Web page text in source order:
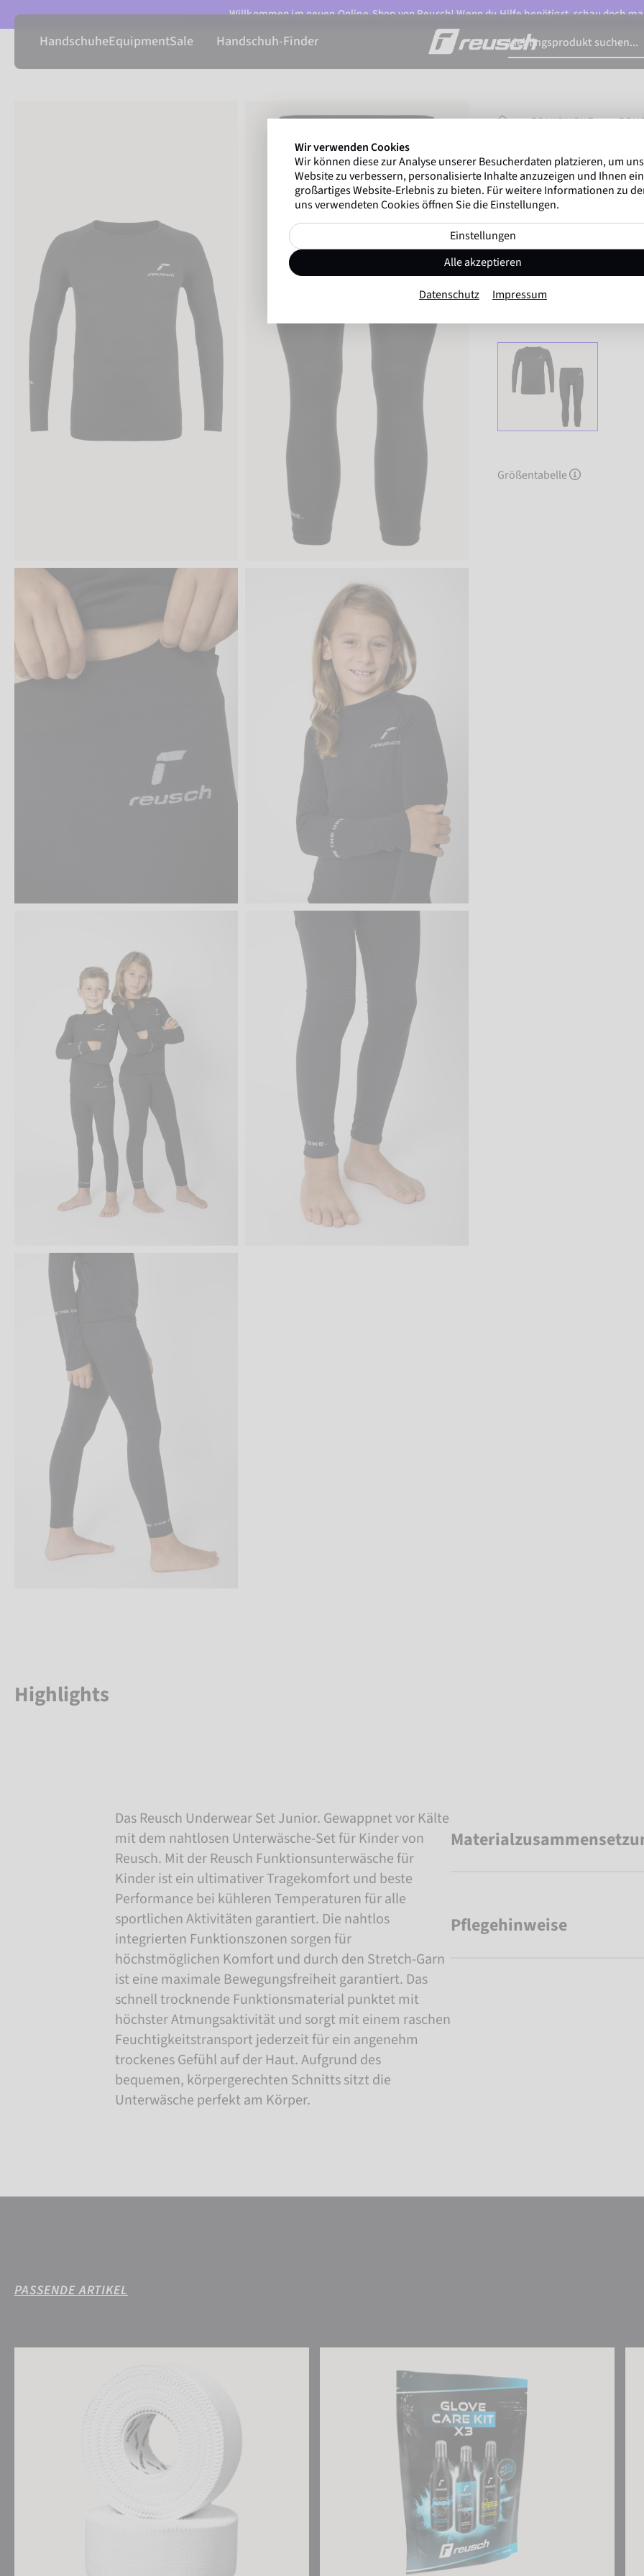
Willkommen im neuen Online-Shop von Reusch! Wenn du Hilfe benötigst, schau doch
HandschuheEquipmentSale Handschuh-Finder
STARTSEITEEQUIPMENT
Marco Odermatt
und
Winterathletenweltweit
Reusch
Artikel-Nr. 5240429
Größentabelle
Highlights
Das Reusch Underwear Set Junior. Gewappnet vor Kälte
mit dem nahtlosen Unterwäsche-Set für Kinder von
Reusch. Mit der Reusch Funktionsunterwäsche für
Kinder ist ein ultimativer Tragekomfort und beste
Performance bei kühleren Temperaturen für alle
sportlichen Aktivitäten garantiert. Die nahtlos
integrierten Funktionszonen sorgen für
höchstmöglichen Komfort und durch den Stretch-Garn
ist eine maximale Bewegungsfreiheit garantiert. Das
schnell trocknende Funktionsmaterial punktet mit
höchster Atmungsaktivität und sorgt mit einem raschen
Feuchtigkeitstransport jederzeit für ein angenehm
trockenes Gefühl auf der Haut. Aufgrund des
bequemen, körpergerechten Schnitts sitzt die
Unterwäsche perfekt am Körper.
Pflegehinweise
PASSENDE ARTIKEL
Wir verwenden Cookies
Wir können diese zur Analyse unserer Besucherdaten platzieren, um
Website zu verbessern, personalisierte Inhalte anzuzeigen und Ihnen ein
großartiges Website-Erlebnis zu bieten. Für weitere Informationen zu
uns verwendeten Cookies öffnen Sie die Einstellungen.
Einstellungen
Alle akzeptieren
Datenschutz Impressum